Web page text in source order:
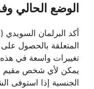
الوضع الحالي
المتعلقة بالحصول على
تغييرات واسعة في هذه
يمكن لأي شخص مقيم
الجنسية إذا استوفى